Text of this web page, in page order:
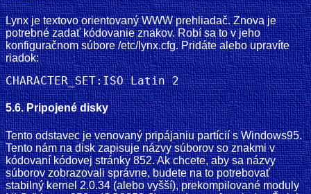
Lynx je textovo orientovaný WWW prehliadač. Znova je
potrebné zadať kódovanie znakov. Robí sa to v jeho
konfiguračnom súbore /etc/lynx.cfg. Pridáte alebo upravíte
riadok:
5.6. Pripojené disky
Tento odstavec je venovaný pripájaniu partícií s Windows95.
Tento nám na disk zapisuje názvy súborov so znakmi v
kódovaní kódovej stránky 852. Ak chcete, aby sa názvy
súborov zobrazovali správne, budete na to potrebovať
stabilný kernel 2.0.34 (alebo vyšší), prekompilované moduly